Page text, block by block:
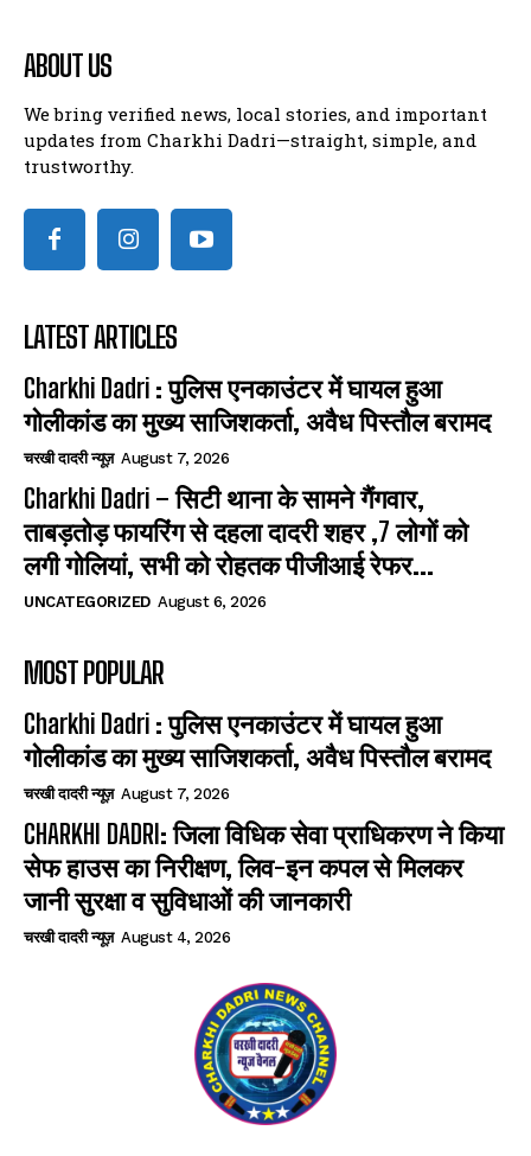
ABOUT US
We bring verified news, local stories, and important
updates from Charkhi Dadri—straight, simple, and
trustworthy.
LATEST ARTICLES
Charkhi Dadri : पुलिस एनकाउंटर में घायल हुआ
गोलीकांड का मुख्य साजिशकर्ता, अवैध पिस्तौल बरामद
चरखी दादरी न्यूज़ August 7, 2026
Charkhi Dadri – सिटी थाना के सामने गैंगवार,
ताबड़तोड़ फायरिंग से दहला दादरी शहर ,7 लोगों को
लगी गोलियां, सभी को रोहतक पीजीआई रेफर...
UNCATEGORIZED August 6, 2026
MOST POPULAR
Charkhi Dadri : पुलिस एनकाउंटर में घायल हुआ
गोलीकांड का मुख्य साजिशकर्ता, अवैध पिस्तौल बरामद
चरखी दादरी न्यूज़ August 7, 2026
CHARKHI DADRI: जिला विधिक सेवा प्राधिकरण ने किया
सेफ हाउस का निरीक्षण, लिव-इन कपल से मिलकर
जानी सुरक्षा व सुविधाओं की जानकारी
चरखी दादरी न्यूज़ August 4, 2026